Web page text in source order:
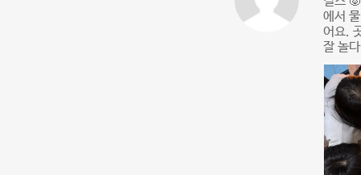
에서
어요.
잘 놀